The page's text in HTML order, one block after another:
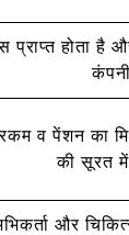
प्राप्त होता
पेंशन का
की सूरत
अभिकर्ता